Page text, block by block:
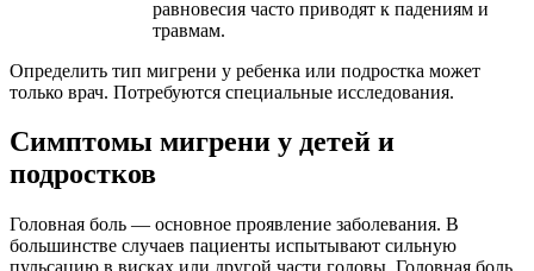
равновесия часто приводят к падениям и
травмам.
Определить тип мигрени у ребенка или подростка может
только врач. Потребуются специальные исследования.
Симптомы мигрени у детей и
подростков
Головная боль — основное проявление заболевания. В
большинстве случаев пациенты испытывают сильную